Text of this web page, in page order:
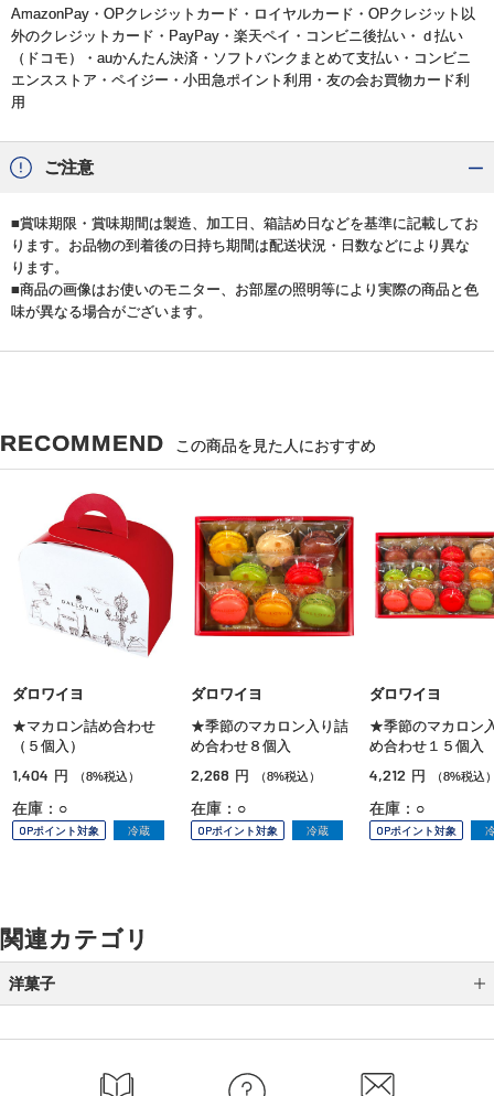
AmazonPay・OPクレジットカード・ロイヤルカード・OPクレジット以
外のクレジットカード・PayPay・楽天ペイ・コンビニ後払い・ｄ払い
（ドコモ）・auかんたん決済・ソフトバンクまとめて支払い・コンビニ
エンスストア・ペイジー・小田急ポイント利用・友の会お買物カード利
用
ご注意
■賞味期限・賞味期間は製造、加工日、箱詰め日などを基準に記載してお
ります。お品物の到着後の日持ち期間は配送状況・日数などにより異な
ります。
■商品の画像はお使いのモニター、お部屋の照明等により実際の商品と色
味が異なる場合がございます。
RECOMMEND この商品を見た人におすすめ
ダロワイヨ
★マカロン詰め合わせ
（５個入）
1,404 円 （8%税込）
在庫：○
OPポイント対象 冷蔵
ダロワイヨ
★季節のマカロン入り詰
め合わせ８個入
2,268 円 （8%税込）
在庫：○
OPポイント対象 冷蔵
ダロワイヨ
★季節のマカロン
め合わせ１５個入
4,212 円 （8%税込
在庫：○
OPポイント対象
関連カテゴリ
洋菓子